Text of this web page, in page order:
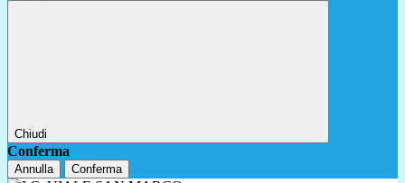
Chiudi
Conferma
Annulla Conferma